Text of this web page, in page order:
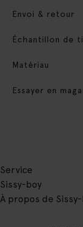
Envoi & retour
Échantillon de
Matériau
Essayer en
Service
Sissy-boy
À propos de Sissy-